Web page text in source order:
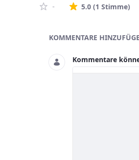
- 5.0 (1 Stimme)
Skivideo
KOMMENTARE
Kommentare